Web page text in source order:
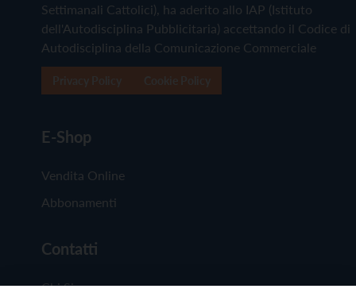
Settimanali Cattolici), ha aderito allo IAP (Istituto
dell'Autodisciplina Pubblicitaria) accettando il Codice di
Autodisciplina della Comunicazione Commerciale
E-Shop
Vendita Online
Abbonamenti
Contatti
Chi Siamo